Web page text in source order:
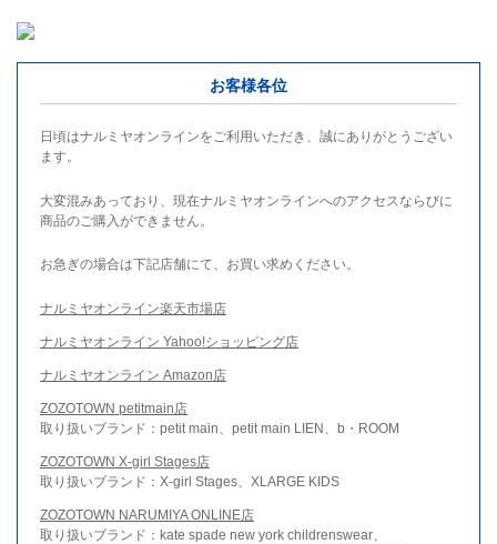
お客様各位
日頃はナルミヤオンラインをご利用いただき、誠にありがとうござい
ます。
大変混みあっており、現在ナルミヤオンラインへのアクセスならびに
商品のご購入ができません。
お急ぎの場合は下記店舗にて、お買い求めください。
ナルミヤオンライン楽天市場店
ナルミヤオンライン Yahoo!ショッピング店
ナルミヤオンライン Amazon店
ZOZOTOWN petitmain店
取り扱いブランド：petit main、petit main LIEN、b・ROOM
ZOZOTOWN X-girl Stages店
取り扱いブランド：X-girl Stages、XLARGE KIDS
ZOZOTOWN NARUMIYA ONLINE店
取り扱いブランド：kate spade new york childrenswear、